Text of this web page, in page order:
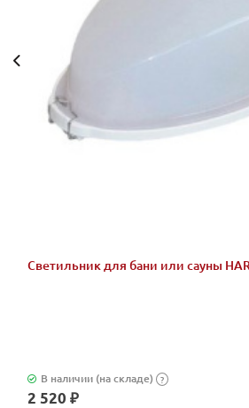
Светильник для бани или сауны
В наличии (на складе) ?
2 520 ₽